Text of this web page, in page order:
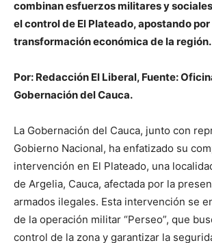
combinan esfuerzos militares y
el control de El Plateado, apostando
transformación económica de la región.
Por: Redacción El Liberal, Fuente:
Gobernación del Cauca.
La Gobernación del Cauca, junto con
Gobierno Nacional, ha enfatizado su
intervención en El Plateado, una
de Argelia, Cauca, afectada por la
armados ilegales. Esta intervención se
de la operación militar “Perseo”, que
control de la zona y garantizar la